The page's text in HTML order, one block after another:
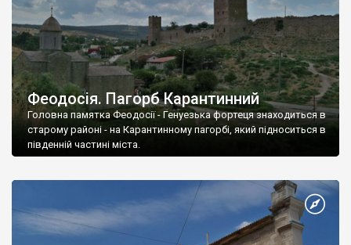
Феодосія. Пагорб Карантинний
Головна памятка Феодосії - Генуезька фортеця знаходиться в
старому районі - на Карантинному пагорбі, який підноситься в
південній частині міста.